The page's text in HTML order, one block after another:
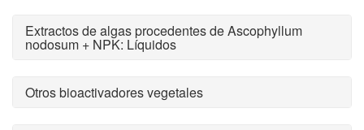
Extractos de algas procedentes de Ascophyllum
nodosum + NPK: Líquidos
Otros bioactivadores vegetales